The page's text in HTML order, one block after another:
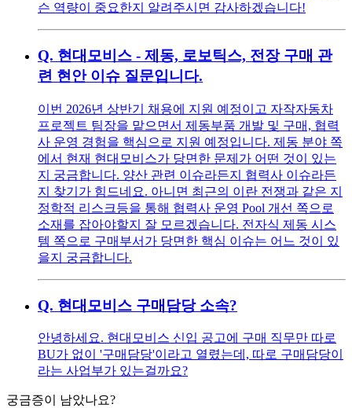
슨 역량이 중요한지 알려주시면 감사하겠습니다!
Q. 현대모비스 - 제동, 로보틱스, 전장 구매 관
련 현안 이슈 질문입니다.
이번 2026년 상반기 채용에 지원 예정이고 자작자동차
프로젝트 팀장을 맡으면서 제동부품 개발 및 구매, 협력
사 운영 경험을 핵심으로 지원 예정입니다. 제동 분야 쪽
에서 현재 현대모비스가 당면한 문제가 어떤 것이 있는
지 궁금합니다. 양산 관련 이슈라든지 협력사 이슈라든
지 찾기가 힘드네요. 아니면 최근의 이란 전쟁과 같은 지
정학적 리스크등을 통해 협력사 운영 Pool 개선 쪽으로
소재를 잡아야할지 잘 모르겠습니다. 전자식 제동 시스
템 쪽으로 구매부서가 당면한 핵심 이슈는 어느 것이 있
을지 궁금합니다.
Q. 현대모비스 구매담당 소속?
안녕하세요. 현대모비스 신입 공고에 구매 직무만 따로
BU가 없이 '구매담당'이라고 열렸는데, 따로 구매담당이
라는 사업부가 있는걸까요?
궁금증이 남았나요?